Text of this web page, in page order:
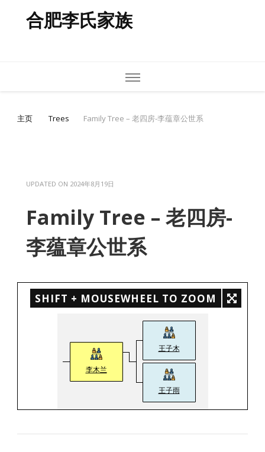
合肥李氏家族
主页 Trees Family Tree – 老四房-李蕴章公世系
UPDATED ON 2024年8月19日
Family Tree – 老四房-
李蕴章公世系
SHIFT + MOUSEWHEEL TO ZOOM
李木兰
王子木
王子雨